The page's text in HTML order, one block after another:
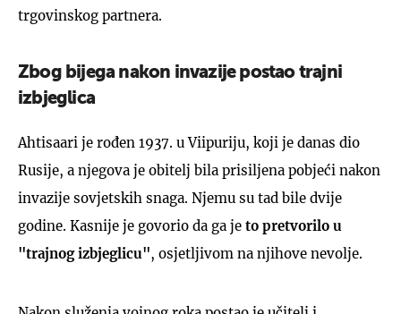
trgovinskog partnera.
Zbog bijega nakon invazije postao trajni
izbjeglica
Ahtisaari je rođen 1937. u Viipuriju, koji je danas dio
Rusije, a njegova je obitelj bila prisiljena pobjeći nakon
invazije sovjetskih snaga. Njemu su tad bile dvije
godine. Kasnije je govorio da ga je to pretvorilo u
"trajnog izbjeglicu", osjetljivom na njihove nevolje.